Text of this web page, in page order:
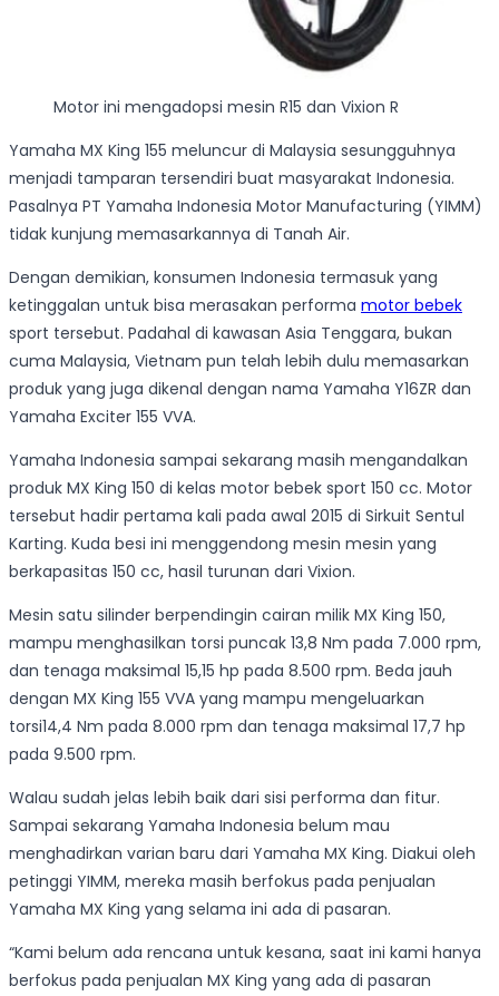
Motor ini mengadopsi mesin R15 dan Vixion R
Yamaha MX King 155 meluncur di Malaysia sesungguhnya
menjadi tamparan tersendiri buat masyarakat Indonesia.
Pasalnya PT Yamaha Indonesia Motor Manufacturing (YIMM)
tidak kunjung memasarkannya di Tanah Air.
Dengan demikian, konsumen Indonesia termasuk yang
ketinggalan untuk bisa merasakan performa motor bebek
sport tersebut. Padahal di kawasan Asia Tenggara, bukan
cuma Malaysia, Vietnam pun telah lebih dulu memasarkan
produk yang juga dikenal dengan nama Yamaha Y16ZR dan
Yamaha Exciter 155 VVA.
Yamaha Indonesia sampai sekarang masih mengandalkan
produk MX King 150 di kelas motor bebek sport 150 cc. Motor
tersebut hadir pertama kali pada awal 2015 di Sirkuit Sentul
Karting. Kuda besi ini menggendong mesin mesin yang
berkapasitas 150 cc, hasil turunan dari Vixion.
Mesin satu silinder berpendingin cairan milik MX King 150,
mampu menghasilkan torsi puncak 13,8 Nm pada 7.000 rpm,
dan tenaga maksimal 15,15 hp pada 8.500 rpm. Beda jauh
dengan MX King 155 VVA yang mampu mengeluarkan
torsi14,4 Nm pada 8.000 rpm dan tenaga maksimal 17,7 hp
pada 9.500 rpm.
Walau sudah jelas lebih baik dari sisi performa dan fitur.
Sampai sekarang Yamaha Indonesia belum mau
menghadirkan varian baru dari Yamaha MX King. Diakui oleh
petinggi YIMM, mereka masih berfokus pada penjualan
Yamaha MX King yang selama ini ada di pasaran.
“Kami belum ada rencana untuk kesana, saat ini kami hanya
berfokus pada penjualan MX King yang ada di pasaran